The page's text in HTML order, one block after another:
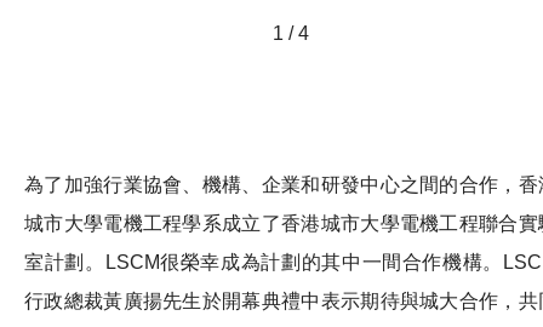
1 / 4
為了加強行業協會、機構、企業和研發中心之間的合作，香
城市大學電機工程學系成立了香港城市大學電機工程聯合實
室計劃。LSCM很榮幸成為計劃的其中一間合作機構。
行政總裁黃廣揚先生於開幕典禮中表示期待與城大合作，共